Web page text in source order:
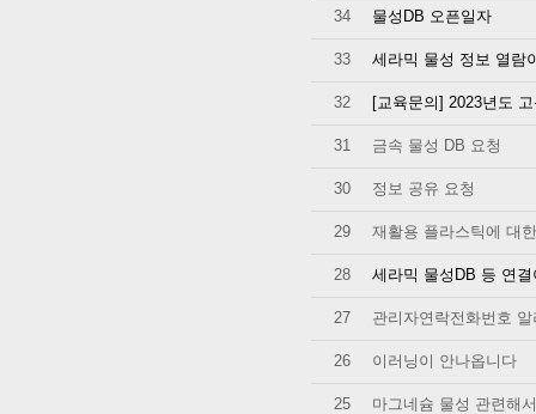
34 물성DB 오픈일자
33 세라믹 물성 정보 열람
32 [교육문의] 2023년도
31 금속 물성 DB 요청
30 정보 공유 요청
29 재활용 플라스틱에 대
28 세라믹 물성DB 등 연
27 관리자연락전화번호
26 이러닝이 안나옵니다
25 마그네슘 물성 관련해